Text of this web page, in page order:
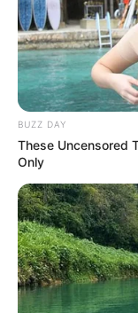
BUZZ DAY
These Uncensored
Only